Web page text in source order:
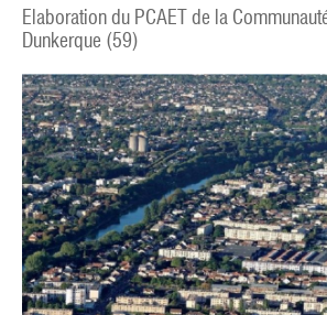
Elaboration du PCAET de la
Dunkerque (59)